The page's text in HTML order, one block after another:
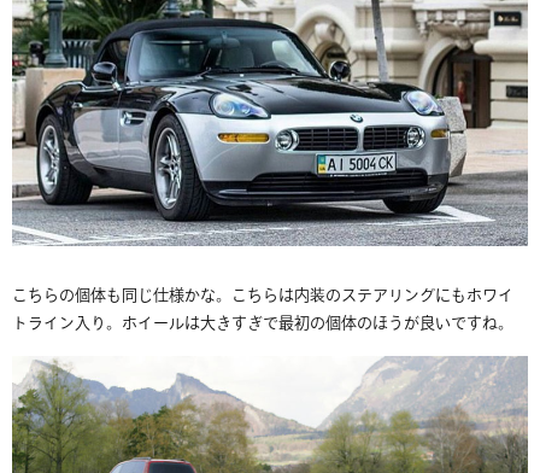
こちらの個体も同じ仕様かな。こちらは内装のステアリングにもホワイ
トライン入り。ホイールは大きすぎで最初の個体のほうが良いですね。